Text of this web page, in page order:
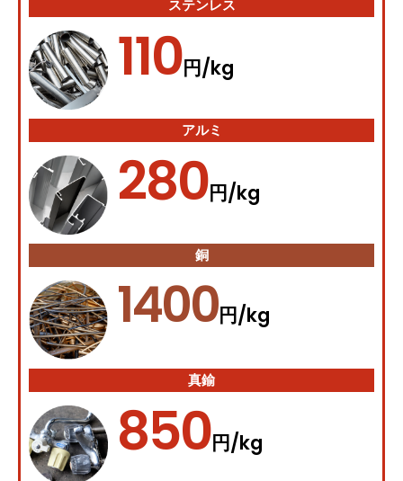
ステンレス
110円 /kg
アルミ
280円 /kg
銅
1400円 /kg
真鍮
850円 /kg